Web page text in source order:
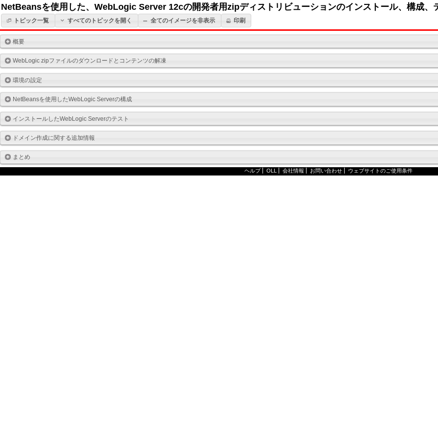
NetBeansを使用した、WebLogic Server 12cの開発者用zipディストリビューションのインストール、構成、
トピック一覧 すべてのトピックを開く 全てのイメージを非表示 印刷
概要
WebLogic zipファイルのダウンロードとコンテンツの解凍
環境の設定
NetBeansを使用したWebLogic Serverの構成
インストールしたWebLogic Serverのテスト
ドメイン作成に関する追加情報
まとめ
ヘルプ OLL 会社情報 お問い合わせ ウェブサイトのご使用条件